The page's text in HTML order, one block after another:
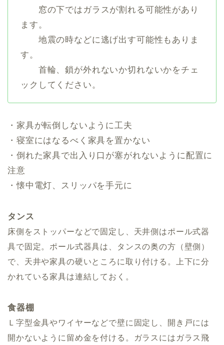
窓の下ではガラスが割れる可能性があり
ます。
地震の時などに逃げ出す可能性もありま
す。
首輪、鎖が外れないか切れないかをチェ
ックしてください。
・家具が転倒しないように工夫
・寝室にはなるべく家具を置かない
・倒れた家具で出入り口が塞がれないように配置に
注意
・懐中電灯、スリッパを手元に
タンス
床側をストッパーなどで固定し、天井側はポール式器
具で固定。ポール式器具は、タンスの奥の方（壁側）
で、天井や家具の硬いところに取り付ける。上下に分
かれている家具は連結しておく。
食器棚
Ｌ字型金具やワイヤーなどで壁に固定し、開き戸には
開かないように留め金を付ける。ガラスにはガラス飛